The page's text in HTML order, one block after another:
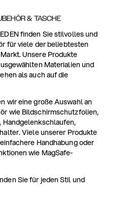
& TASCHE
finden Sie stilvolles und
für viele der beliebtesten
Unsere Produkte
Materialien und
als auch auf die
wir eine große Auswahl an
wie Bildschirmschutzfolien,
Handgelenkschlaufen,
Viele unserer Produkte
Handhabung oder
wie MagSafe-
Sie für jeden Stil und